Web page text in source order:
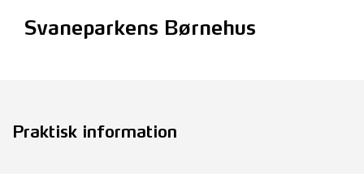
Svaneparkens Børnehus
Praktisk information